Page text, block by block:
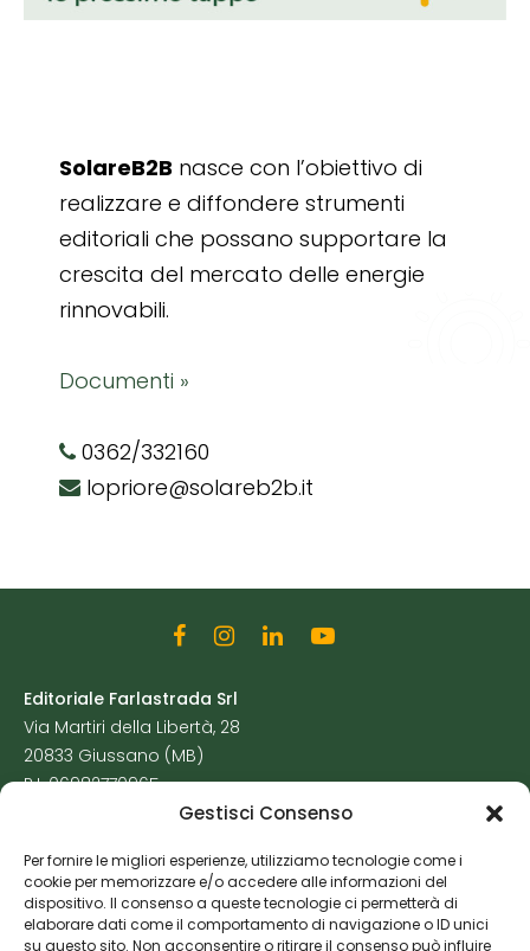
Gestisci Consenso
Per fornire le migliori esperienze, utilizziamo tecnologie come i
cookie per memorizzare e/o accedere alle informazioni del
dispositivo. Il consenso a queste tecnologie ci permetterà di
elaborare dati come il comportamento di navigazione o ID unici
su questo sito. Non acconsentire o ritirare il consenso può influire
SolareB2B nasce con l’obiettivo di
realizzare e diffondere strumenti
editoriali che possano supportare la
crescita del mercato delle energie
rinnovabili.
Documenti »
0362/332160
lopriore@solareb2b.it
Editoriale Farlastrada Srl
Via Martiri della Libertà, 28
20833 Giussano (MB)
P.I. 06982770965
Cookie Policy
Risorse Aggiuntive